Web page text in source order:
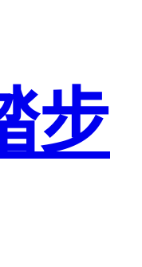
步